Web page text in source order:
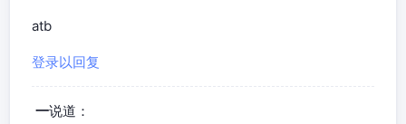
atb
登录以回复
一说道：